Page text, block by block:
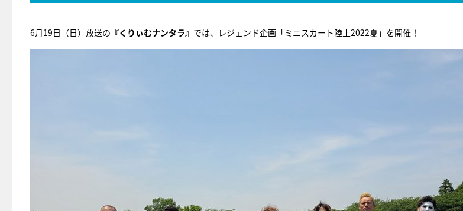
6月19日（日）放送の 『くりぃむナンタラ』 では、レジェンド企画「ミニスカート陸上2022夏」を開催！